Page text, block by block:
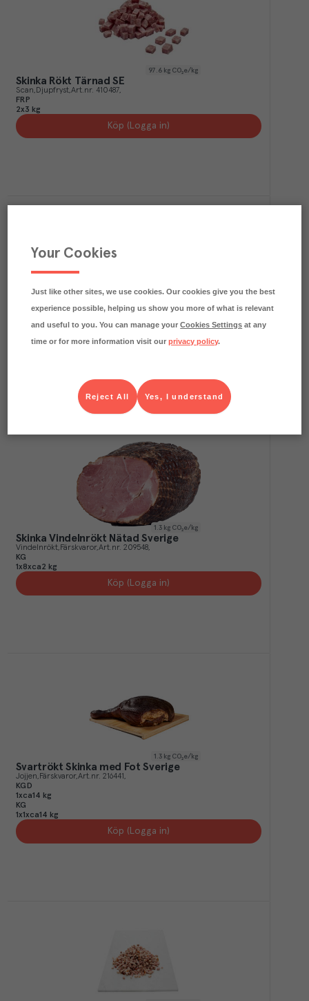
97.6 kg CO₂e/kg
Skinka Rökt Tärnad SE
Scan Djupfryst Art.nr. 410487
FRP
2x3 kg
Köp (Logga in)
Skinka Rökt Tärnad
2x2,5 kg
1.3 kg CO₂e/kg
Skinka Vindelnrökt Nätad Sverige
Vindelnrökt Färskvaror Art.nr. 209548
KG
1x8xca2 kg
Köp (Logga in)
1.3 kg CO₂e/kg
Svartrökt Skinka med Fot Sverige
Jojjen Färskvaror Art.nr. 216441
KGD
1xca14 kg
KG
1x1xca14 kg
Köp (Logga in)
Your Cookies
Just like other sites, we use cookies. Our cookies give you the best
experience possible, helping us show you more of what is relevant
and useful to you. You can manage yourCookies Settings at any
time or for more information visit ourprivacy policy.
Yes, I understand
Reject All